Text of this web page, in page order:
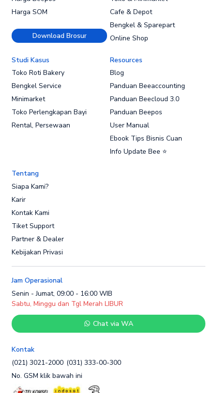
Harga SOM
Download Brosur
Cafe & Depot
Bengkel & Sparepart
Online Shop
Studi Kasus
Toko Roti Bakery
Bengkel Service
Minimarket
Toko Perlengkapan Bayi
Rental, Persewaan
Resources
Blog
Panduan Beeaccounting
Panduan Beecloud 3.0
Panduan Beepos
User Manual
Ebook Tips Bisnis Cuan
Info Update Bee ⭐
Tentang
Siapa Kami?
Karir
Kontak Kami
Tiket Support
Partner & Dealer
Kebijakan Privasi
Jam Operasional
Senin - Jumat, 09:00 - 16:00 WIB
Sabtu, Minggu dan Tgl Merah LIBUR
Chat via WA
Kontak
(021) 3021-2000 (031) 333-00-300
No. GSM klik bawah ini